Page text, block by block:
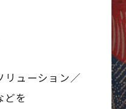
リューション／
どを